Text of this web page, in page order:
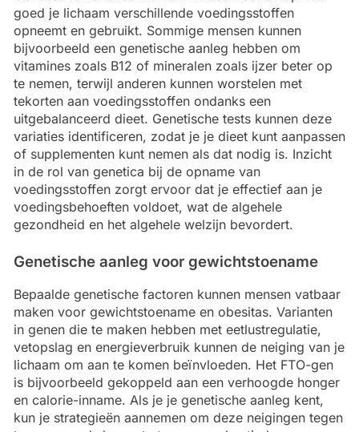
goed je lichaam verschillende voedingsstoffen
opneemt en gebruikt. Sommige mensen kunnen
bijvoorbeeld een genetische aanleg hebben om
vitamines zoals B12 of mineralen zoals ijzer beter op
te nemen, terwijl anderen kunnen worstelen met
tekorten aan voedingsstoffen ondanks een
uitgebalanceerd dieet. Genetische tests kunnen deze
variaties identificeren, zodat je je dieet kunt aanpassen
of supplementen kunt nemen als dat nodig is. Inzicht
in de rol van genetica bij de opname van
voedingsstoffen zorgt ervoor dat je effectief aan je
voedingsbehoeften voldoet, wat de algehele
gezondheid en het algehele welzijn bevordert.
Genetische aanleg voor gewichtstoename
Bepaalde genetische factoren kunnen mensen vatbaar
maken voor gewichtstoename en obesitas. Varianten
in genen die te maken hebben met eetlustregulatie,
vetopslag en energieverbruik kunnen de neiging van je
lichaam om aan te komen beïnvloeden. Het FTO-gen
is bijvoorbeeld gekoppeld aan een verhoogde honger
en calorie-inname. Als je je genetische aanleg kent,
kun je strategieën aannemen om deze neigingen tegen